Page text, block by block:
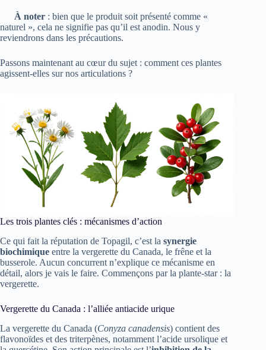
À noter : bien que le produit soit présenté comme «
naturel », cela ne signifie pas qu’il est anodin. Nous y
reviendrons dans les précautions.
Passons maintenant au cœur du sujet : comment ces plantes
agissent-elles sur nos articulations ?
Les trois plantes clés : mécanismes d’action
Ce qui fait la réputation de Topagil, c’est la synergie
biochimique entre la vergerette du Canada, le frêne et la
busserole. Aucun concurrent n’explique ce mécanisme en
détail, alors je vais le faire. Commençons par la plante-star : la
vergerette.
Vergerette du Canada : l’alliée antiacide urique
La vergerette du Canada (Conyza canadensis) contient des
flavonoïdes et des triterpènes, notamment l’acide ursolique et